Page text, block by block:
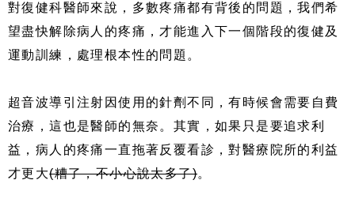
對復健科醫師來說，多數疼痛都有背後的問題，我們希
望盡快解除病人的疼痛，才能進入下一個階段的復健及
運動訓練，處理根本性的問題。
超音波導引注射因使用的針劑不同，有時候會需要自費
治療，這也是醫師的無奈。其實，如果只是要追求利
益，病人的疼痛一直拖著反覆看診，對醫療院所的利益
才更大(糟了，不小心說太多了)。